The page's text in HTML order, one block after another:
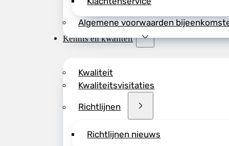
Algemene voorwaarden
Kennis en kwaliteit
Kwaliteit
Kwaliteitsvisitaties
Richtlijnen
Richtlijnen nieuws